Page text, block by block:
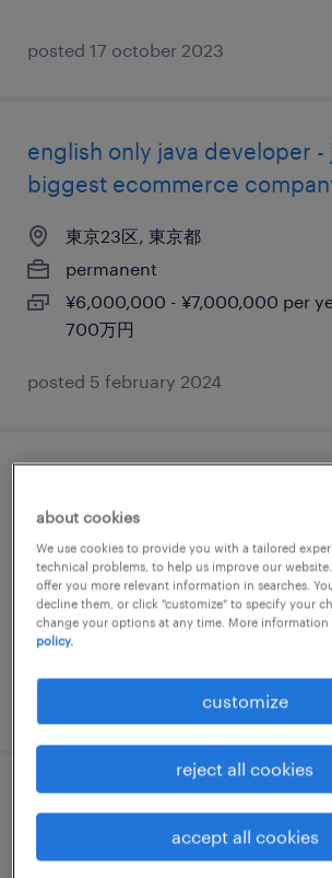
posted 17 october 2023
english only java developer -
biggest ecommerce
東京23区, 東京都
permanent
¥6,000,000 - ¥7,000,000 per
700万円
posted 5 february 2024
permanent
¥9,000,000 - ¥21,000,000 per
2,100万円
posted 30 october 2023
東京23区外, 東京都
about cookies
We use cookies to provide you with a tailored
technical problems, to help us improve our
offer you more relevant information in searches.
decline them, or click "customize" to specify your
change your options at any time. More information
policy.
customize
reject all cookies
accept all cookies